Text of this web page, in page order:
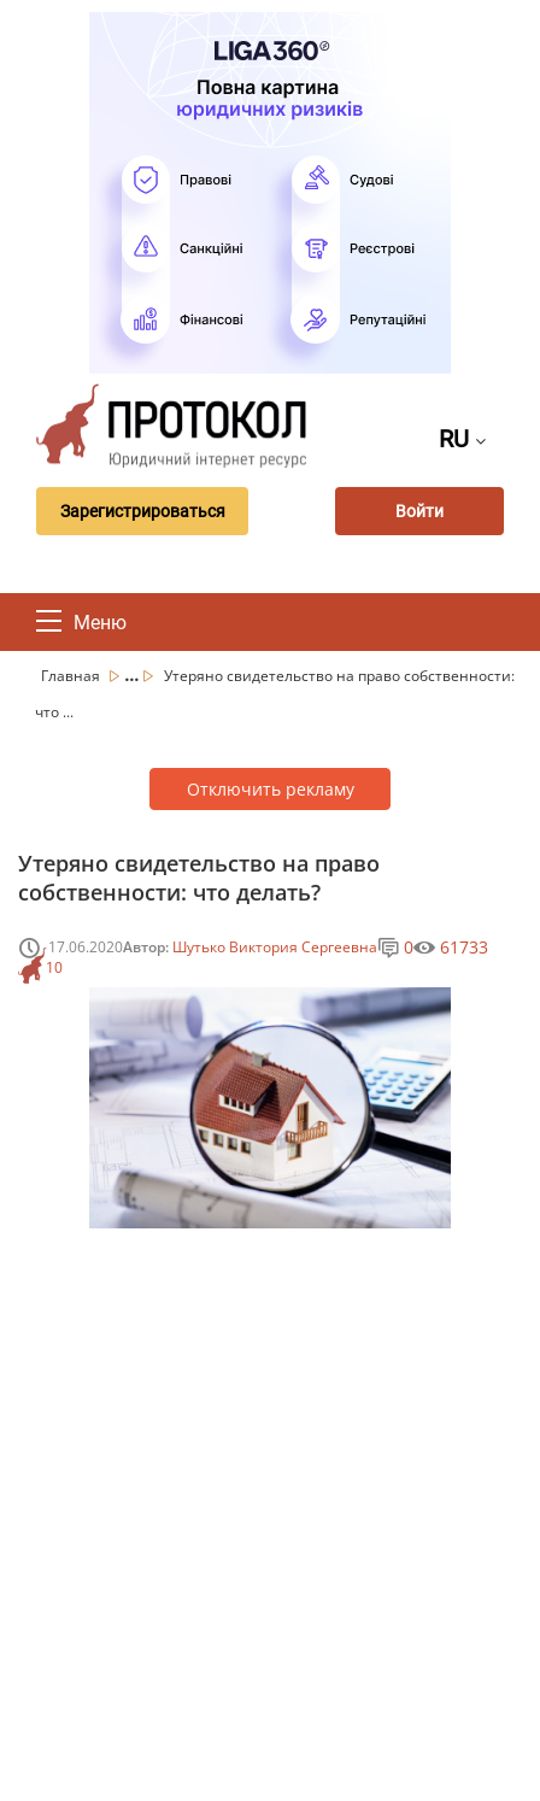
RU
Зарегистрироваться Войти
Меню
Главная ...
Утеряно свидетельство на право собственности:
что ...
Отключить рекламу
Утеряно свидетельство на право
собственности: что делать?
17.06.2020Автор: Шутько Виктория Сергеевна
10
0 61733